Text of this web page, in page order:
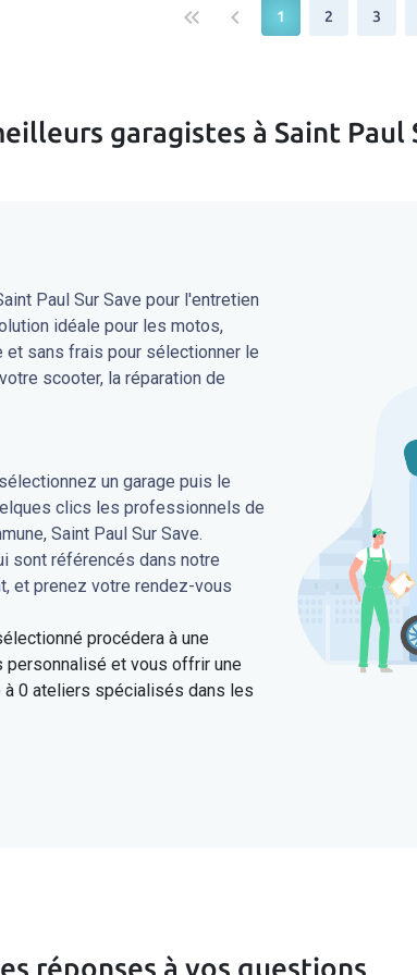
keyboard_double_arrow_left keyboard_arrow_left 1 2 3
garagistes à Saint Paul
Paul Sur Save pour l'entretien
idéale pour les motos,
sans frais pour sélectionner le
scooter, la réparation de
un garage puis le
clics les professionnels de
Saint Paul Sur Save.
sont référencés dans notre
et prenez votre rendez-vous
procédera à une
personnalisé et vous offrir une
0 ateliers spécialisés dans les
réponses à vos questions